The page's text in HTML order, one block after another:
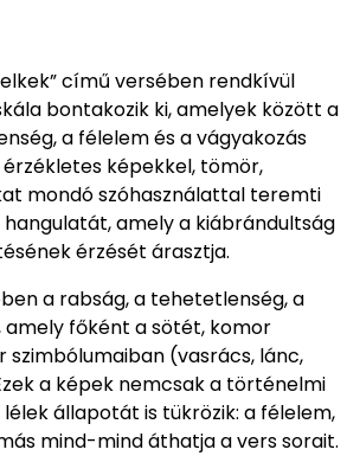
című versében rendkívül
bontakozik ki, amelyek között a
a félelem és a vágyakozás
képekkel, tömör,
mondó szóhasználattal teremti
amely a kiábrándultság
érzését árasztja.
a rabság, a tehetetlenség, a
amely főként a sötét, komor
szimbólumaiban (vasrács, lánc,
a képek nemcsak a történelmi
állapotát is tükrözik: a félelem,
mind-mind áthatja a vers sorait.